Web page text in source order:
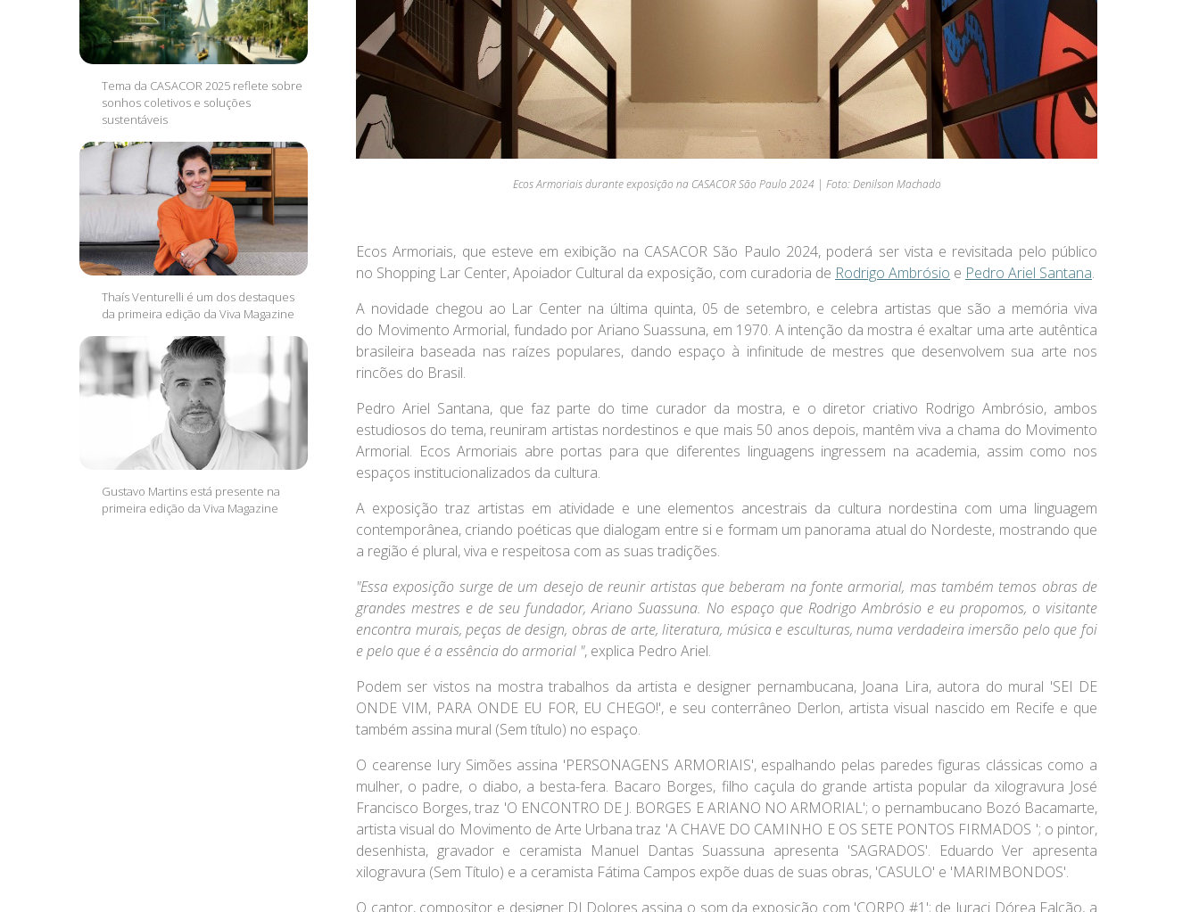
Tema da CASACOR 2025 reflete sobre
sonhos coletivos e soluções
sustentáveis
Thaís Venturelli é um dos destaques
da primeira edição da Viva Magazine
Gustavo Martins está presente na
primeira edição da Viva Magazine
Ecos Armoriais durante exposição na CASACOR São Paulo 2024 | Foto: Denilson Machado
Ecos Armoriais, que esteve em exibição na CASACOR São Paulo 2024, poderá ser vista e revisitada pelo público
no Shopping Lar Center, Apoiador Cultural da exposição, com curadoria de Rodrigo Ambrósio e Pedro Ariel Santana.
A novidade chegou ao Lar Center na última quinta, 05 de setembro, e celebra artistas que são a memória viva
do Movimento Armorial, fundado por Ariano Suassuna, em 1970. A intenção da mostra é exaltar uma arte autêntica
brasileira baseada nas raízes populares, dando espaço à infinitude de mestres que desenvolvem sua arte nos
rincões do Brasil.
Pedro Ariel Santana, que faz parte do time curador da mostra, e o diretor criativo Rodrigo Ambrósio, ambos
estudiosos do tema, reuniram artistas nordestinos e que mais 50 anos depois, mantêm viva a chama do Movimento
Armorial. Ecos Armoriais abre portas para que diferentes linguagens ingressem na academia, assim como nos
espaços institucionalizados da cultura.
A exposição traz artistas em atividade e une elementos ancestrais da cultura nordestina com uma linguagem
contemporânea, criando poéticas que dialogam entre si e formam um panorama atual do Nordeste, mostrando que
a região é plural, viva e respeitosa com as suas tradições.
"Essa exposição surge de um desejo de reunir artistas que beberam na fonte armorial, mas também temos obras de
grandes mestres e de seu fundador, Ariano Suassuna. No espaço que Rodrigo Ambrósio e eu propomos, o visitante
encontra murais, peças de design, obras de arte, literatura, música e esculturas, numa verdadeira imersão pelo que foi
e pelo que é a essência do armorial ", explica Pedro Ariel.
Podem ser vistos na mostra trabalhos da artista e designer pernambucana, Joana Lira, autora do mural 'SEI DE
ONDE VIM, PARA ONDE EU FOR, EU CHEGO!', e seu conterrâneo Derlon, artista visual nascido em Recife e que
também assina mural (Sem título) no espaço.
O cearense Iury Simões assina 'PERSONAGENS ARMORIAIS', espalhando pelas paredes figuras clássicas como a
mulher, o padre, o diabo, a besta-fera. Bacaro Borges, filho caçula do grande artista popular da xilogravura José
Francisco Borges, traz 'O ENCONTRO DE J. BORGES E ARIANO NO ARMORIAL'; o pernambucano Bozó Bacamarte,
artista visual do Movimento de Arte Urbana traz 'A CHAVE DO CAMINHO E OS SETE PONTOS FIRMADOS '; o pintor,
desenhista, gravador e ceramista Manuel Dantas Suassuna apresenta 'SAGRADOS'. Eduardo Ver apresenta
xilogravura (Sem Título) e a ceramista Fátima Campos expõe duas de suas obras, 'CASULO' e 'MARIMBONDOS'.
O cantor, compositor e designer DJ Dolores assina o som da exposição com 'CORPO #1'; de Juraci Dórea Falcão, a